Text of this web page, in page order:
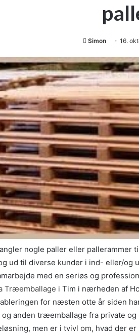
Simon 16.
nogle paller eller pallerammer
ud til diverse kunder i ind- eller/og
med en seriøs og
Træemballage i Tim i nærheden af
for næsten otte år siden
anden træemballage fra private
men er i tvivl om, hvad der